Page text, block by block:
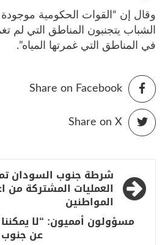
وقال إن “القوات الحكومية
الشباب يتجنبون المناطق التي لم
في المناطق التي غمرتها المياه”.
Share on Facebook
Share on X
تصفّح
المقالات
شرطة جنوب السودان
العمليات المشتركة من
المواطنين
مسؤولون أمميون: “لا
عن